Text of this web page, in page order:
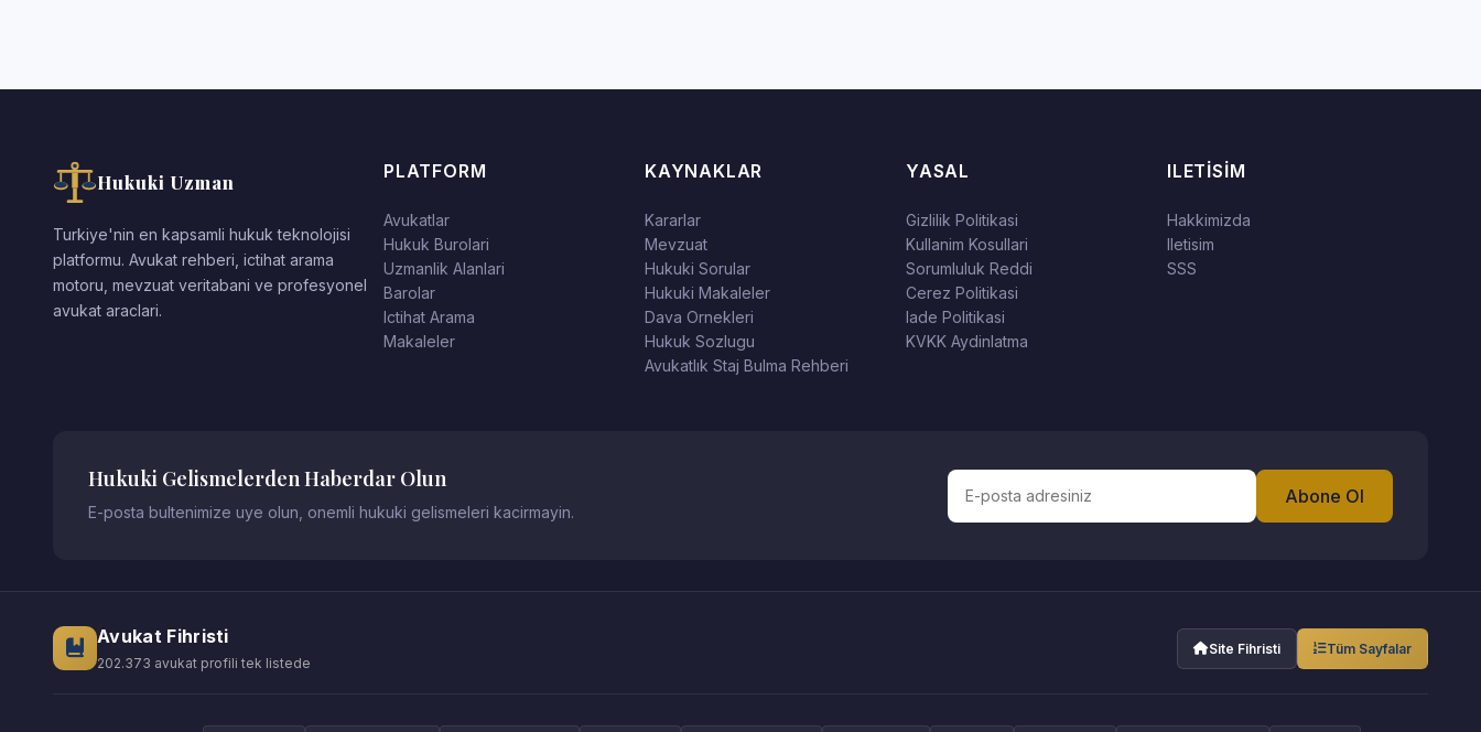
Hukuki Uzman
Turkiye'nin en kapsamli hukuk teknolojisi
platformu. Avukat rehberi, ictihat arama
motoru, mevzuat veritabani ve profesyonel
avukat araclari.
PLATFORM
Avukatlar
Hukuk Burolari
Uzmanlik Alanlari
Barolar
Ictihat Arama
Makaleler
KAYNAKLAR
Kararlar
Mevzuat
Hukuki Sorular
Hukuki Makaleler
Dava Ornekleri
Hukuk Sozlugu
Avukatlık Staj Bulma Rehberi
YASAL
Gizlilik Politikasi
Kullanim Kosullari
Sorumluluk Reddi
Cerez Politikasi
Iade Politikasi
KVKK Aydinlatma
ILETISIM
Hakkimizda
Iletisim
SSS
Hukuki Gelismelerden Haberdar Olun
E-posta bultenimize uye olun, onemli hukuki gelismeleri kacirmayin.
Abone Ol
Avukat Fihristi
202.373 avukat profili tek listede
Site Fihristi Tüm Sayfalar